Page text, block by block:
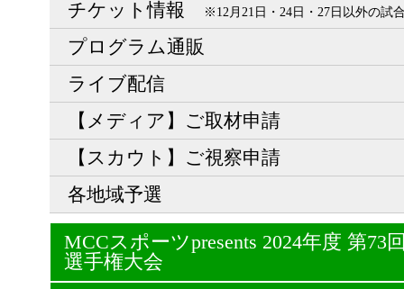
チケット情報
※12月21日・24日・27日以外の試
プログラム通販
ライブ配信
【メディア】ご取材申請
【スカウト】ご視察申請
各地域予選
MCCスポーツpresents 2024年度 第73
選手権大会